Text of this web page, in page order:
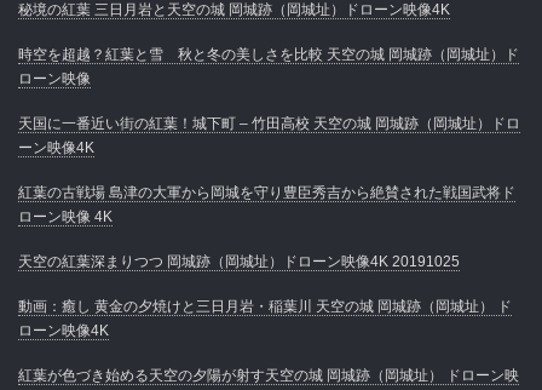
秘境の紅葉 三日月岩と天空の城 岡城跡（岡城址）ドローン映像4K
時空を超越？紅葉と雪 秋と冬の美しさを比較 天空の城 岡城跡（岡城址）ド
ローン映像
天国に一番近い街の紅葉！城下町 – 竹田高校 天空の城 岡城跡（岡城址）ドロ
ーン映像4K
紅葉の古戦場 島津の大軍から岡城を守り豊臣秀吉から絶賛された戦国武将ド
ローン映像 4K
天空の紅葉深まりつつ 岡城跡（岡城址）ドローン映像4K 20191025
動画：癒し 黄金の夕焼けと三日月岩・稲葉川 天空の城 岡城跡（岡城址） ド
ローン映像4K
紅葉が色づき始める天空の夕陽が射す天空の城 岡城跡（岡城址） ドローン映